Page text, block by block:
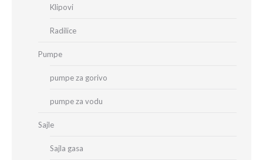
Klipovi
Radilice
Pumpe
pumpe za gorivo
pumpe za vodu
Sajle
Sajla gasa